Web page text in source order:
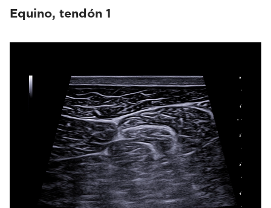
Equino, tendón 1